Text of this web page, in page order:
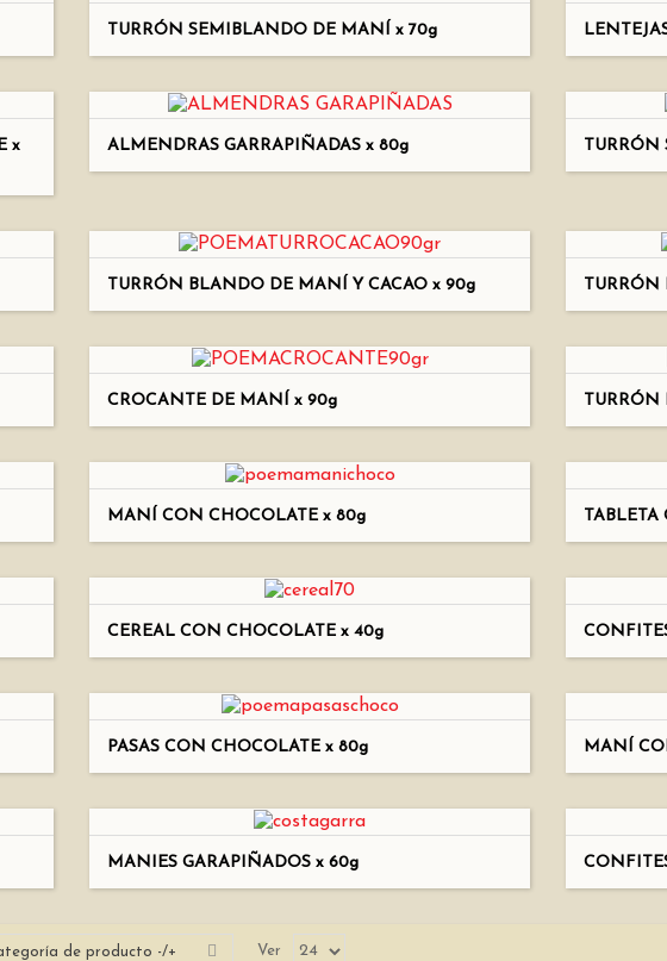
TURRÓN SEMIBLANDO DE MANÍ x 70g
x
ALMENDRAS GARRAPIÑADAS x 80g
TURRÓN BLANDO DE MANÍ Y CACAO x 90g
CROCANTE DE MANÍ x 90g
MANÍ CON CHOCOLATE x 80g
CEREAL CON CHOCOLATE x 40g
PASAS CON CHOCOLATE x 80g MANÍ
MANIES GARAPIÑADOS x 60g
de producto -/+ Ver